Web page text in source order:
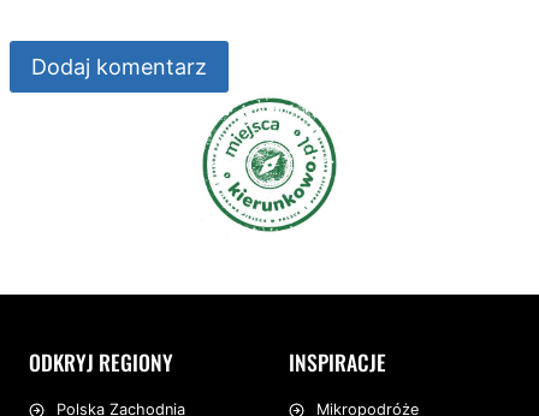
ODKRYJ REGIONY
Polska Zachodnia
INSPIRACJE
Mikropodróże